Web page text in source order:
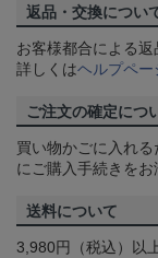
返品・交換につい
お客様都合による返
詳しくはヘルプペー
ご注文の確定につ
買い物かごに入れ
にご購入手続きをお
送料について
3,980円（税込）以